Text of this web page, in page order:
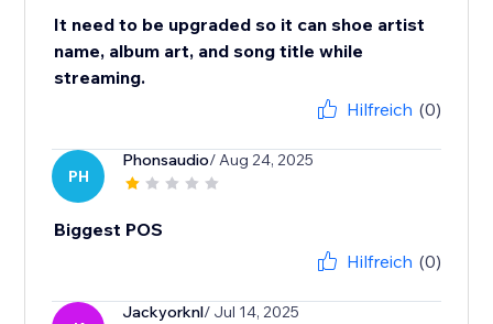
It need to be upgraded so it can shoe artist
name, album art, and song title while
streaming.
Hilfreich (0)
PH
Phonsaudio/ Aug 24, 2025
Biggest POS
Hilfreich (0)
Jackyorknl/ Jul 14, 2025